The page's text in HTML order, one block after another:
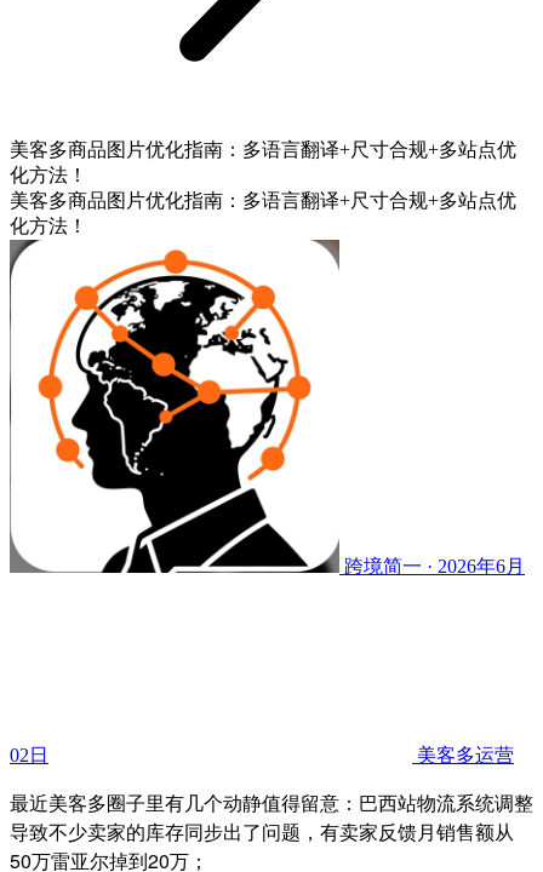
美客多商品图片优化指南：多语言翻译+尺寸合规+多站点优
化方法！
美客多商品图片优化指南：多语言翻译+尺寸合规+多站点优
化方法！
跨境简一 · 2026年6月
02日 美客多运营
最近美客多圈子里有几个动静值得留意：巴西站物流系统调整
导致不少卖家的库存同步出了问题，有卖家反馈月销售额从
50万雷亚尔掉到20万；